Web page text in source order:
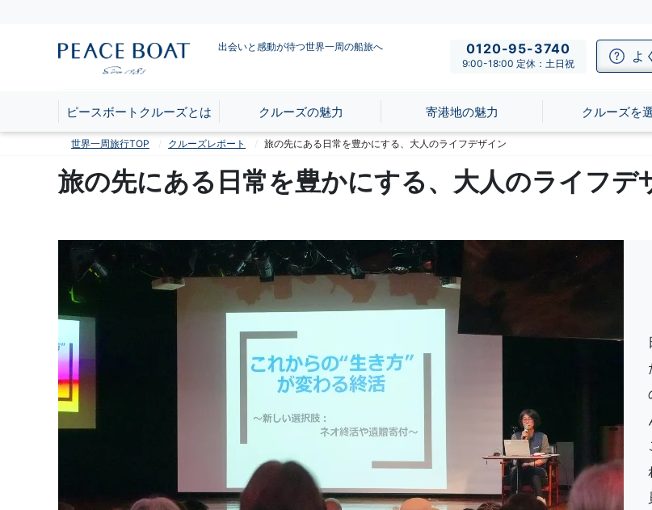
出会いと感動が待つ世界一周の船旅へ 0120-95-3740
9:00-18:00 定休：土日祝 よ
ピースボートクルーズとは クルーズの魅力 寄港地の魅力 クルーズを
世界一周旅行TOP クルーズレポート 旅の先にある日常を豊かにする、大人のライフデザイン
旅の先にある日常を豊かにする、大人のライフデ